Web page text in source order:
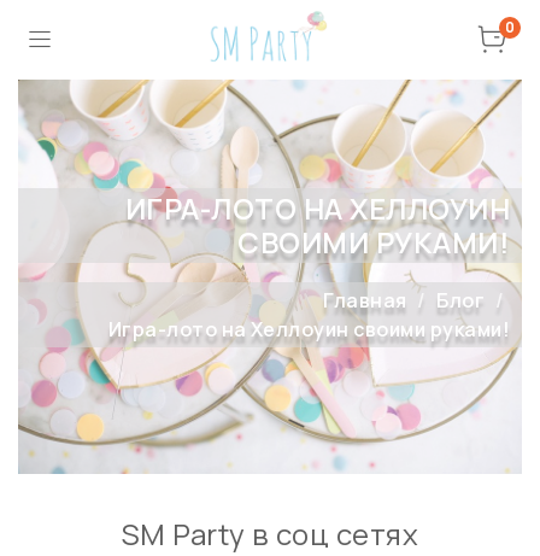
0
ИГРА-ЛОТО НА ХЕЛЛОУИН
СВОИМИ РУКАМИ!
Главная
Блог
Игра-лото на Хеллоуин своими руками!
SM Party в соц сетях